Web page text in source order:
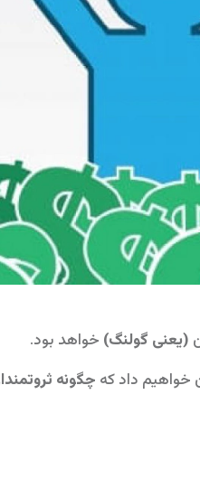
(یعنی گولنگ) خواهد بود.
چگونه